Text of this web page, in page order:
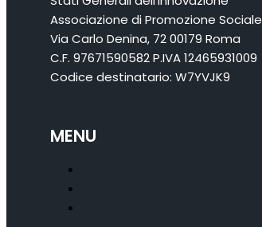
Associazione di Promozione Sociale
Via Carlo Denina, 72 00179 Roma
C.F. 97671590582 P.IVA 12465931009
Codice destinatario: W7YVJK9
MENU